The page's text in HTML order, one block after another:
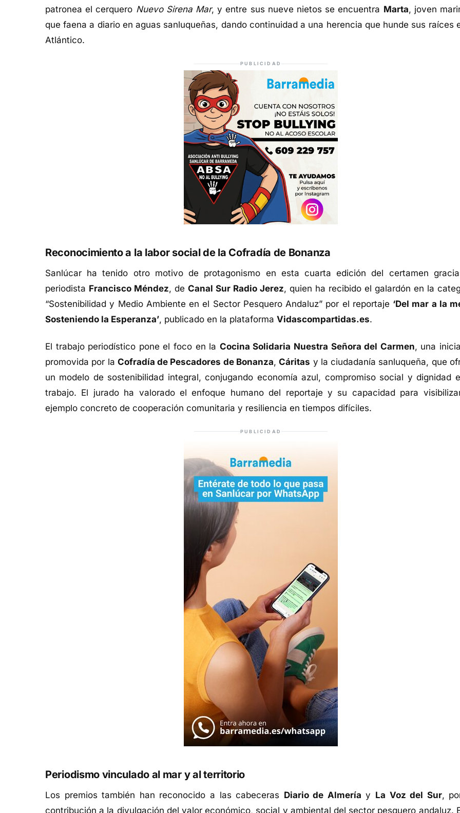
patronea el cerquero Nuevo Sirena Mar, y entre sus nueve nietos se encuentra Marta, joven
que faena a diario en aguas sanluqueñas, dando continuidad a una herencia que hunde sus raíces
Atlántico.
PUBLICIDAD
Reconocimiento a la labor social de la Cofradía de Bonanza
Sanlúcar ha tenido otro motivo de protagonismo en esta cuarta edición del certamen
periodista Francisco Méndez, de Canal Sur Radio Jerez, quien ha recibido el galardón en la
“Sostenibilidad y Medio Ambiente en el Sector Pesquero Andaluz” por el reportaje ‘Del mar a la
Sosteniendo la Esperanza’, publicado en la plataforma Vidascompartidas.es.
El trabajo periodístico pone el foco en la Cocina Solidaria Nuestra Señora del Carmen, una
promovida por la Cofradía de Pescadores de Bonanza,Cáritas y la ciudadanía sanluqueña, que
un modelo de sostenibilidad integral, conjugando economía azul, compromiso social y dignidad
trabajo. El jurado ha valorado el enfoque humano del reportaje y su capacidad para
ejemplo concreto de cooperación comunitaria y resiliencia en tiempos difíciles.
PUBLICIDAD
Periodismo vinculado al mar y al territorio
Los premios también han reconocido a las cabeceras Diario de Almería y La Voz del Sur,
contribución a la divulgación del valor económico, social y ambiental del sector pesquero andaluz.